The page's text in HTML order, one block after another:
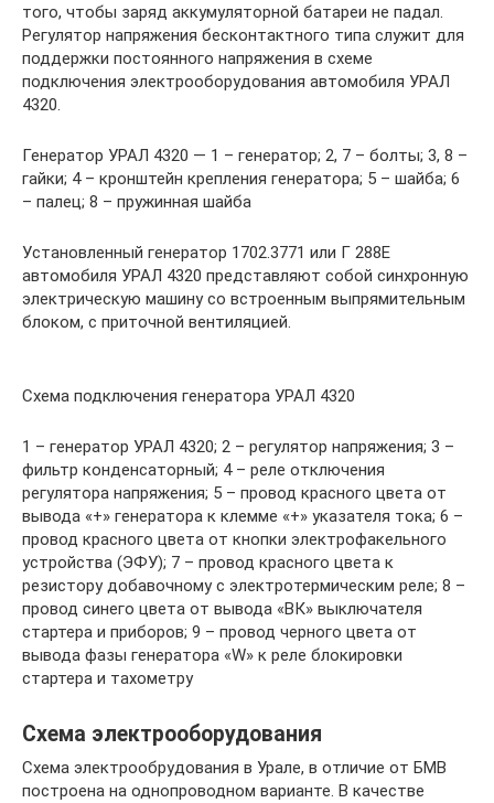
того, чтобы заряд аккумуляторной батареи не падал.
Регулятор напряжения бесконтактного типа служит для
поддержки постоянного напряжения в схеме
подключения электрооборудования автомобиля УРАЛ
4320.
Генератор УРАЛ 4320 — 1 – генератор; 2, 7 – болты; 3, 8 –
гайки; 4 – кронштейн крепления генератора; 5 – шайба; 6
– палец; 8 – пружинная шайба
Установленный генератор 1702.3771 или Г 288Е
автомобиля УРАЛ 4320 представляют собой синхронную
электрическую машину со встроенным выпрямительным
блоком, с приточной вентиляцией.
Схема подключения генератора УРАЛ 4320
1 – генератор УРАЛ 4320; 2 – регулятор напряжения; 3 –
фильтр конденсаторный; 4 – реле отключения
регулятора напряжения; 5 – провод красного цвета от
вывода «+» генератора к клемме «+» указателя тока; 6 –
провод красного цвета от кнопки электрофакельного
устройства (ЭФУ); 7 – провод красного цвета к
резистору добавочному с электротермическим реле; 8 –
провод синего цвета от вывода «ВК» выключателя
стартера и приборов; 9 – провод черного цвета от
вывода фазы генератора «W» к реле блокировки
стартера и тахометру
Схема электрооборудования
Схема электрообрудования в Урале, в отличие от БМВ
построена на однопроводном варианте. В качестве